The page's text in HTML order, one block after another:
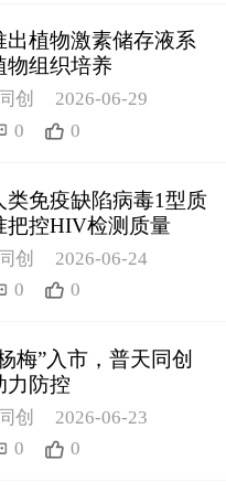
出植物激素储存液系
物组织培养
创
2026-06-29
0 0
类免疫缺陷病毒1型质
把控HIV检测质量
创
2026-06-24
0 0
梅”入市，普天同创
力防控
创
2026-06-23
0 0